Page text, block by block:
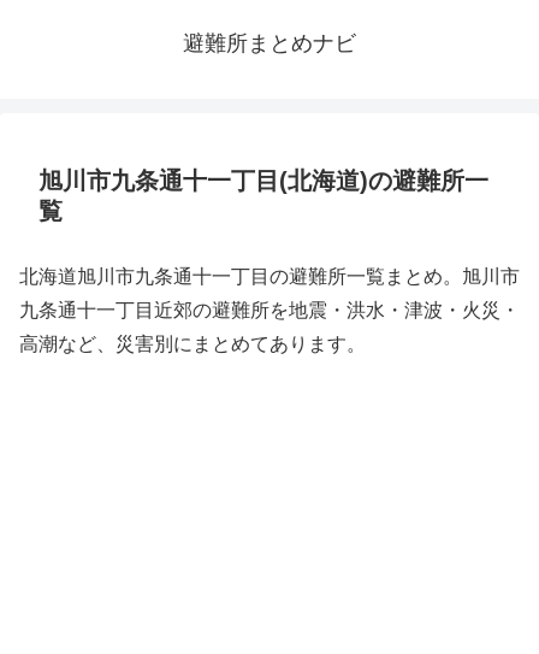
避難所まとめナビ
旭川市九条通十一丁目(北海道)の避難所一
覧
北海道旭川市九条通十一丁目の避難所一覧まとめ。旭川市
九条通十一丁目近郊の避難所を地震・洪水・津波・火災・
高潮など、災害別にまとめてあります。